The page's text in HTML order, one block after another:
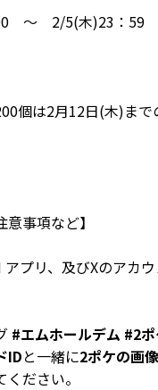
～ 2/5(木)23：59
個は2月12日(木)まで
意事項など】
プリ、及びXのアカ
#エムホールデム #2
IDと一緒に2ポケの画像
ださい。